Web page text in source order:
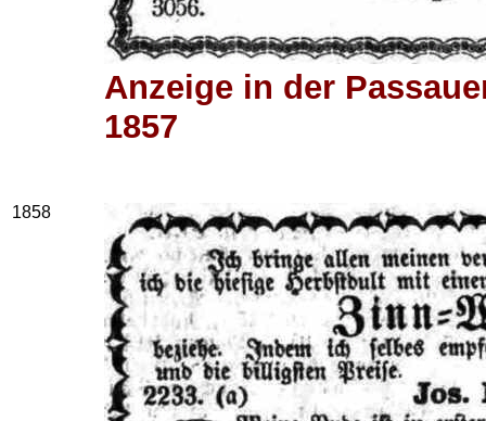
Anzeige in der
1857
1858